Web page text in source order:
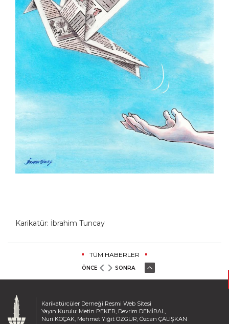
Karikatür: İbrahim Tuncay
TÜM HABERLER
ÖNCE SONRA
Karikatürcüler Derneği Resmi Web Sitesi
Yayın Kurulu: Metin PEKER, Devrim DEMİRAL,
Nuri KOÇAK, Mehmet Yiğit ÖZGÜR, Özcan ÇALIŞKAN